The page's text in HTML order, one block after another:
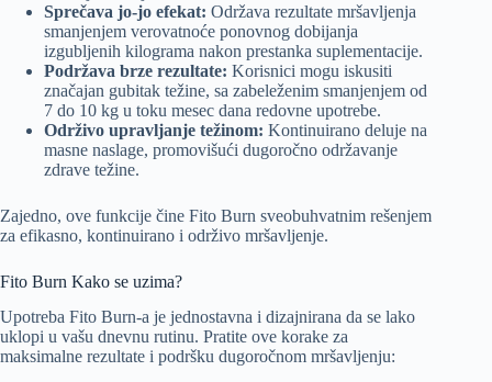
Sprečava jo-jo efekat: Održava rezultate mršavljenja
smanjenjem verovatnoće ponovnog dobijanja
izgubljenih kilograma nakon prestanka suplementacije.
Podržava brze rezultate: Korisnici mogu iskusiti
značajan gubitak težine, sa zabeleženim smanjenjem od
7 do 10 kg u toku mesec dana redovne upotrebe.
Održivo upravljanje težinom: Kontinuirano deluje na
masne naslage, promovišući dugoročno održavanje
zdrave težine.
Zajedno, ove funkcije čine Fito Burn sveobuhvatnim rešenjem
za efikasno, kontinuirano i održivo mršavljenje.
Fito Burn Kako se uzima?
Upotreba Fito Burn-a je jednostavna i dizajnirana da se lako
uklopi u vašu dnevnu rutinu. Pratite ove korake za
maksimalne rezultate i podršku dugoročnom mršavljenju: